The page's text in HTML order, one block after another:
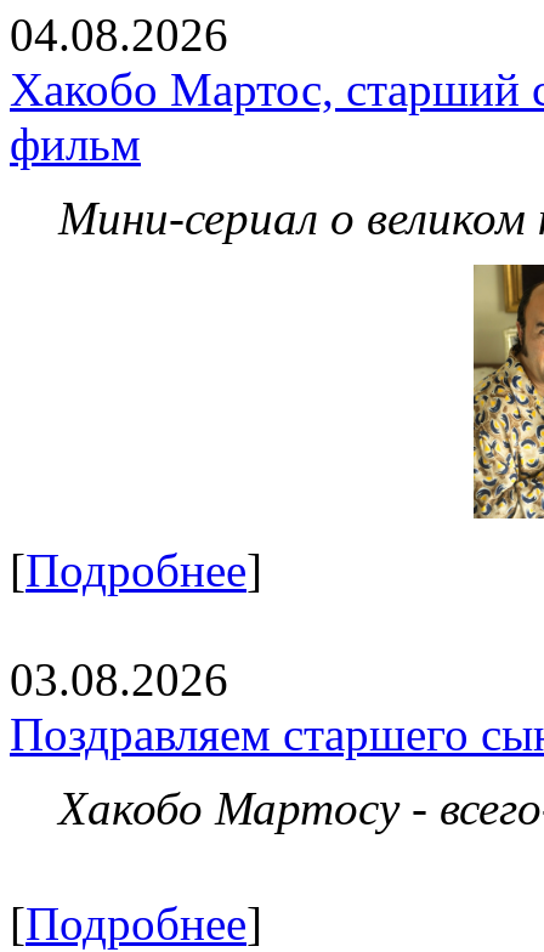
04.08.2026
Хакобо Мартос, старший
фильм
Мини-сериал о великом
[Подробнее]
03.08.2026
Поздравляем старшего
Хакобо Мартосу -
[Подробнее]